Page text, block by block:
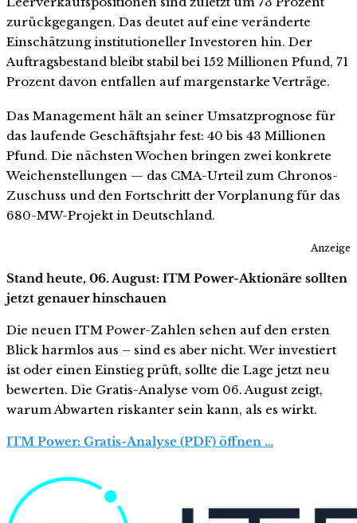
zurückgegangen. Das deutet auf eine veränderte
Einschätzung institutioneller Investoren hin. Der
Auftragsbestand bleibt stabil bei 152 Millionen Pfund, 71
Prozent davon entfallen auf margenstarke Verträge.
Das Management hält an seiner Umsatzprognose für
das laufende Geschäftsjahr fest: 40 bis 43 Millionen
Pfund. Die nächsten Wochen bringen zwei konkrete
Weichenstellungen — das CMA-Urteil zum Chronos-
Zuschuss und den Fortschritt der Vorplanung für das
680-MW-Projekt in Deutschland.
Anzeige
Stand heute, 06. August: ITM Power-Aktionäre sollten
jetzt genauer hinschauen
Die neuen ITM Power-Zahlen sehen auf den ersten
Blick harmlos aus – sind es aber nicht. Wer investiert
ist oder einen Einstieg prüft, sollte die Lage jetzt neu
bewerten. Die Gratis-Analyse vom 06. August zeigt,
warum Abwarten riskanter sein kann, als es wirkt.
ITM Power: Gratis-Analyse (PDF) öffnen …